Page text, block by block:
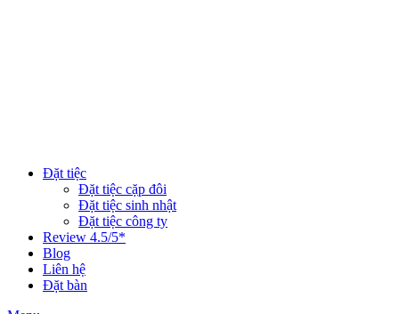
Đặt tiệc
Đặt tiệc cặp đôi
Đặt tiệc sinh nhật
Đặt tiệc công ty
Review 4.5/5*
Blog
Liên hệ
Đặt bàn